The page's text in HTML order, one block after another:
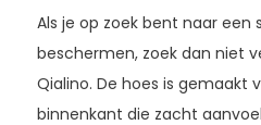
Als je op zoek bent naar een
beschermen, zoek dan niet
Qialino. De hoes is gemaakt
binnenkant die zacht